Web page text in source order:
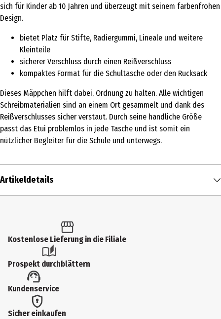
sich für Kinder ab 10 Jahren und überzeugt mit seinem farbenfrohen
Design.
bietet Platz für Stifte, Radiergummi, Lineale und weitere
Kleinteile
sicherer Verschluss durch einen Reißverschluss
kompaktes Format für die Schultasche oder den Rucksack
Dieses Mäppchen hilft dabei, Ordnung zu halten. Alle wichtigen
Schreibmaterialien sind an einem Ort gesammelt und dank des
Reißverschlusses sicher verstaut. Durch seine handliche Größe
passt das Etui problemlos in jede Tasche und ist somit ein
nützlicher Begleiter für die Schule und unterwegs.
Artikeldetails
Produkttyp
Kleinspielzeug
Altersempfehlung ab
10 Jahre
Artikelnummer des Herstellers
Kostenlose Lieferung in die Filiale
Prospekt durchblättern
Kundenservice
Sicher einkaufen